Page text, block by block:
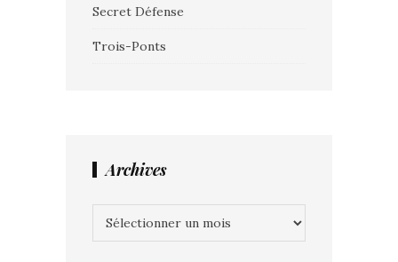
Secret Défense
Trois-Ponts
Archives